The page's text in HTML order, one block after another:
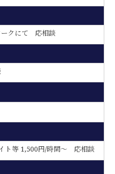
ークにて 応相談
ト等 1,500円/時間〜 応相談